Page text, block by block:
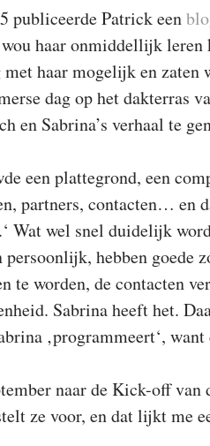
publiceerde Patrick een
haar onmiddellijk leren
haar mogelijk en zaten
dag op het dakterras
en Sabrina’s verhaal te
een plattegrond, een
partners, contacten… en
Wat wel snel duidelijk
hebben goede
te worden, de contacten
Sabrina heeft het.
‚programmeert‘,
naar de Kick-off
ze voor, en dat lijkt me